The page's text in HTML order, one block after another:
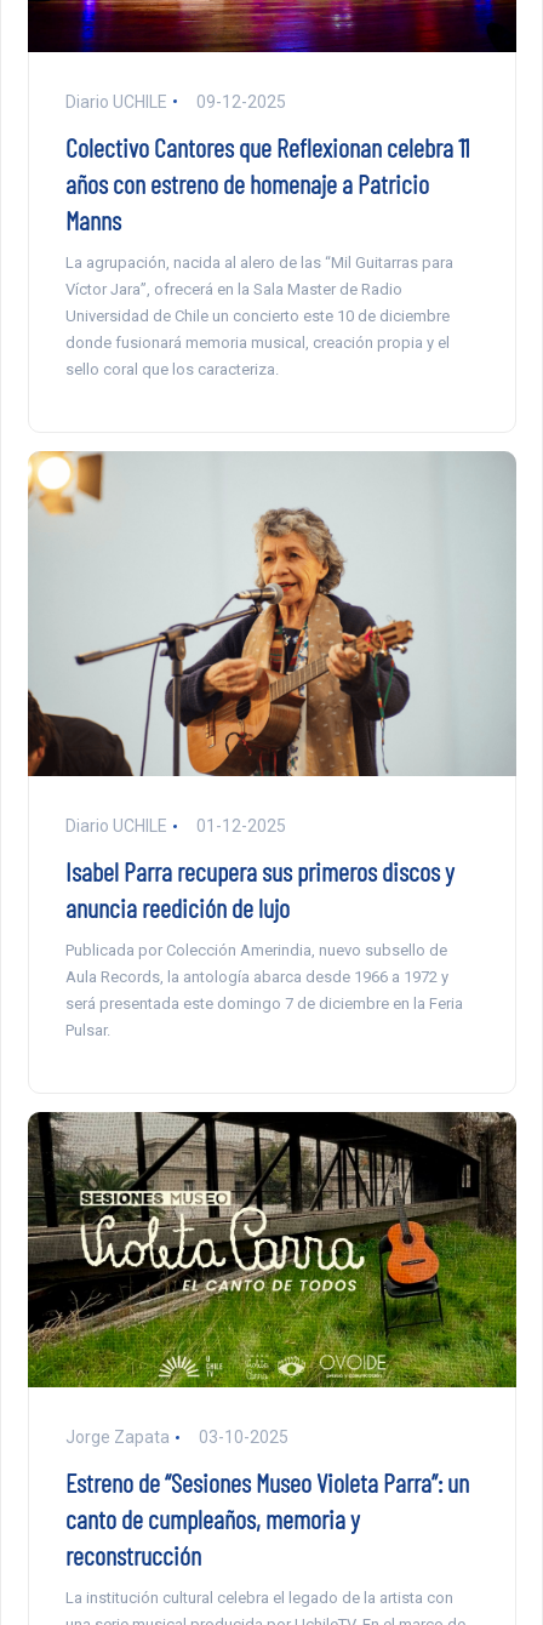
Diario UCHILE 09-12-2025
Colectivo Cantores que Reflexionan celebra 11
años con estreno de homenaje a Patricio
Manns
La agrupación, nacida al alero de las “Mil Guitarras para
Víctor Jara”, ofrecerá en la Sala Master de Radio
Universidad de Chile un concierto este 10 de diciembre
donde fusionará memoria musical, creación propia y el
sello coral que los caracteriza.
Diario UCHILE 01-12-2025
Isabel Parra recupera sus primeros discos y
anuncia reedición de lujo
Publicada por Colección Amerindia, nuevo subsello de
Aula Records, la antología abarca desde 1966 a 1972 y
será presentada este domingo 7 de diciembre en la Feria
Pulsar.
Jorge Zapata 03-10-2025
Estreno de “Sesiones Museo Violeta Parra”: un
canto de cumpleaños, memoria y
reconstrucción
La institución cultural celebra el legado de la artista con